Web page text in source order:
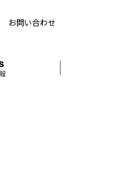
お問い合わせ